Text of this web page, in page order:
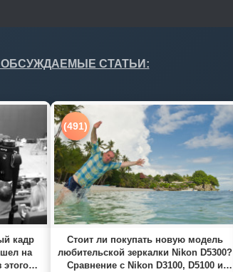
СТАТЬИ:
кадр
на
(491)
Стоит ли покупать новую модель
любительской зеркалки Nikon D5300?
Сравнение с Nikon D3100, D5100 и